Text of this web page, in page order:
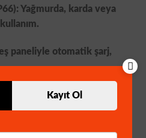
Yağmurda, karda veya
paneliyle otomatik şarj,
Bulut veya 128GB’a kadar
Kayıt Ol